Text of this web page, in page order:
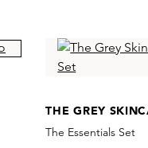
THE GREY
The Essentials Set